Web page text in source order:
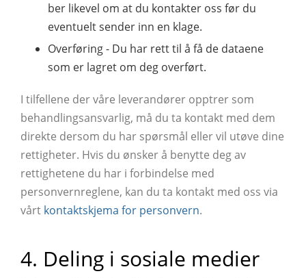
ber likevel om at du kontakter oss før du
eventuelt sender inn en klage.
Overføring - Du har rett til å få de dataene
som er lagret om deg overført.
I tilfellene der våre leverandører opptrer som
behandlingsansvarlig, må du ta kontakt med dem
direkte dersom du har spørsmål eller vil utøve dine
rettigheter. Hvis du ønsker å benytte deg av
rettighetene du har i forbindelse med
personvernreglene, kan du ta kontakt med oss via
vårt kontaktskjema for personvern.
4. Deling i sosiale medier